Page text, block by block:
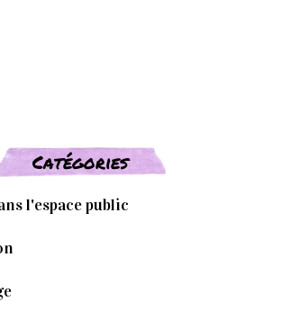
Catégories
l'espace public